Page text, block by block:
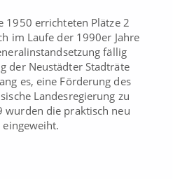
1950 errichteten Plätze 2
im Laufe der 1990er Jahre
fällig
der Neustädter Stadträte
es, eine Förderung des
Landesregierung zu
wurden die praktisch neu